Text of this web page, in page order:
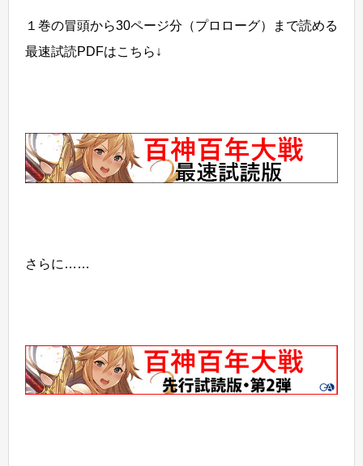
１巻の冒頭から30ページ分（プロローグ）まで読める
最速試読PDFはこちら↓
さらに……